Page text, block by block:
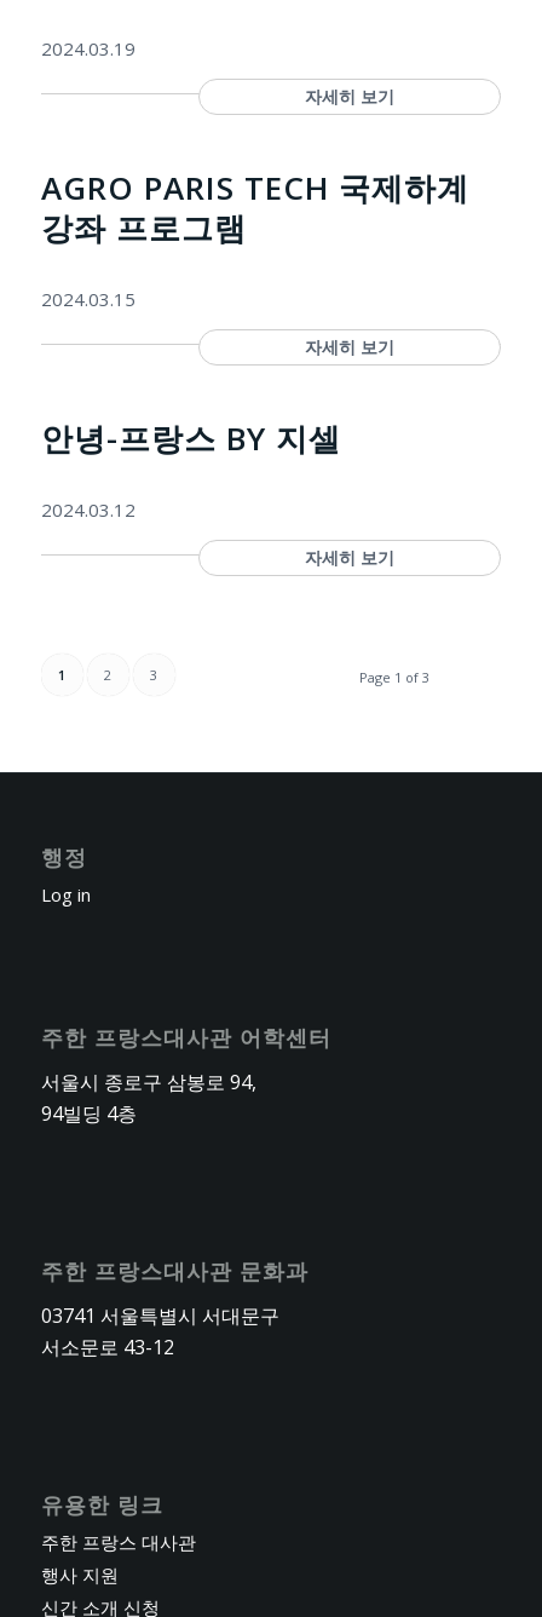
2024.03.19
자세히 보기
AGRO PARIS TECH 국제하계
강좌 프로그램
2024.03.15
자세히 보기
안녕-프랑스 BY 지셀
2024.03.12
자세히 보기
Page 1 of 3
1 2 3
행정
Log in
주한 프랑스대사관 어학센터
서울시 종로구 삼봉로 94,
94빌딩 4층
주한 프랑스대사관 문화과
03741 서울특별시 서대문구
서소문로 43-12
유용한 링크
주한 프랑스 대사관
행사 지원
신간 소개 신청